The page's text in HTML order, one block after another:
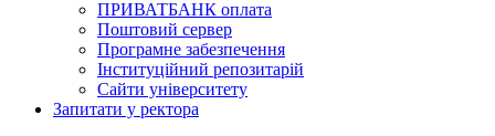
ПРИВАТБАНК оплата
Поштовий сервер
Програмне забезпечення
Інституційний репозитарій
Сайти університету
Запитати у ректора